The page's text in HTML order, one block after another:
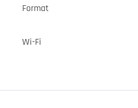
Format
Wi-Fi